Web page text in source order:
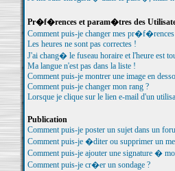
Pr�f�rences et param�tres des
Comment puis-je changer mes pr�f�rences
Les heures ne sont pas correctes !
J'ai chang� le fuseau horaire et l'heure est
Ma langue n'est pas dans la liste !
Comment puis-je montrer une image en
Comment puis-je changer mon rang ?
Lorsque je clique sur le lien e-mail d'un
Publication
Comment puis-je poster un sujet dans un
Comment puis-je �diter ou supprimer un
Comment puis-je ajouter une signature �
Comment puis-je cr�er un sondage ?